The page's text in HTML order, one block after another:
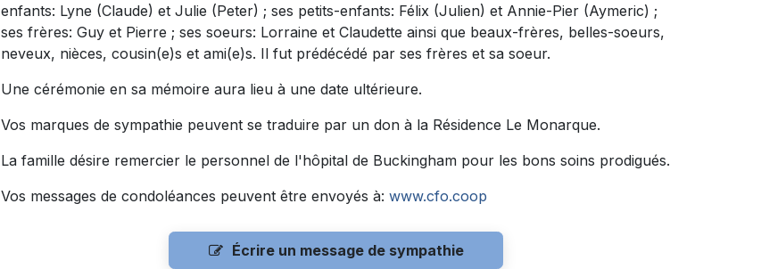
enfants: Lyne (Claude) et Julie (Peter) ; ses petits-enfants: Félix (Julien) et Annie-Pier (Aymeric) ;
ses frères: Guy et Pierre ; ses soeurs: Lorraine et Claudette ainsi que beaux-frères, belles-soeurs,
neveux, nièces, cousin(e)s et ami(e)s. Il fut prédécédé par ses frères et sa soeur.
Une cérémonie en sa mémoire aura lieu à une date ultérieure.
Vos marques de sympathie peuvent se traduire par un don à la Résidence Le Monarque.
La famille désire remercier le personnel de l'hôpital de Buckingham pour les bons soins prodigués.
Vos messages de condoléances peuvent être envoyés à: www.cfo.coop
Écrire un message de sympathie